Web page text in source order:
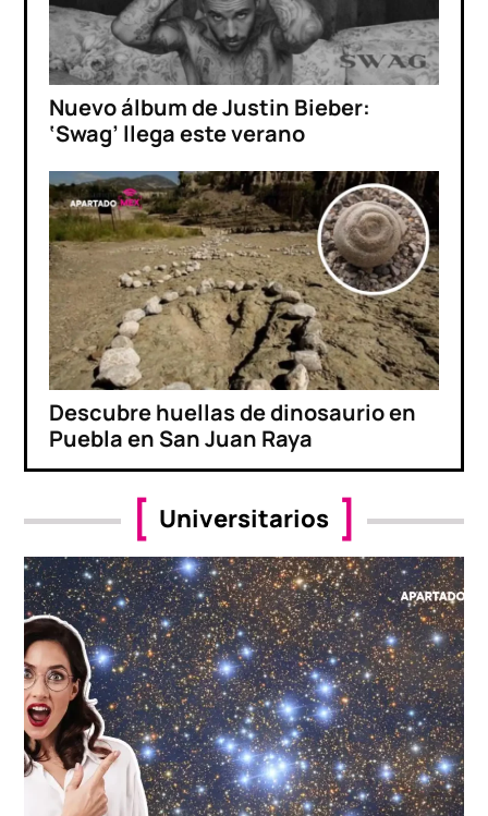
Nuevo álbum de Justin Bieber:
‘Swag’ llega este verano
Descubre huellas de dinosaurio en
Puebla en San Juan Raya
Universitarios